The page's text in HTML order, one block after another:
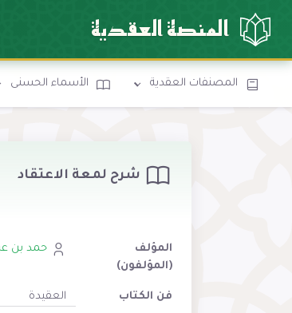
المنصة العقدية
المصنفات العقدية الأسماء الحسنى
شرح لمعة الاعتقاد
المؤلف
(المؤلفون)
حمد بن
فن الكتاب العقيدة